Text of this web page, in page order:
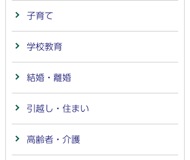
子育て
学校教育
結婚・離婚
引越し・住まい
高齢者・介護